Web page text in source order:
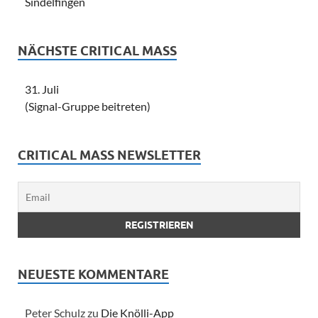
NÄCHSTE CRITICAL MASS
31. Juli
(Signal-Gruppe beitreten)
CRITICAL MASS NEWSLETTER
NEUESTE KOMMENTARE
Peter Schulzzu Die Knölli-App